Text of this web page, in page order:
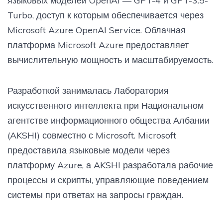
Turbo, доступ к которым обеспечивается через
Microsoft Azure OpenAI Service. Облачная
платформа Microsoft Azure предоставляет
вычислительную мощность и масштабируемость.
Разработкой занималась Лаборатория
искусственного интеллекта при Национальном
агентстве информационного общества Албании
(AKSHI) совместно с Microsoft. Microsoft
предоставила языковые модели через
платформу Azure, а AKSHI разработала рабочие
процессы и скрипты, управляющие поведением
системы при ответах на запросы граждан.